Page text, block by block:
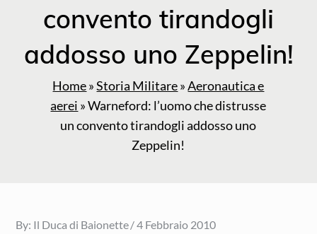
convento tirandogli
addosso uno Zeppelin!
Home»Storia Militare»Aeronautica e
aerei »Warneford: l’uomo che distrusse
un convento tirandogli addosso uno
Zeppelin!
By: Il Duca di Baionette Posted
4 Febbraio 2010